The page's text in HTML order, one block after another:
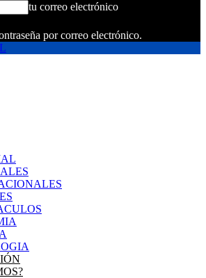
tu correo electrónico
por correo electrónico.